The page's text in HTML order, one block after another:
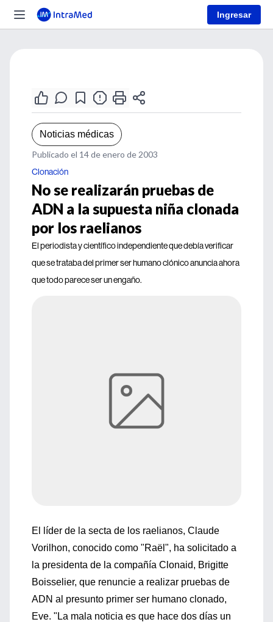
Ingresar
Noticias médicas
Publicado el 14 de enero de 2003
Clonación
No se realizarán pruebas de
ADN a la supuesta niña clonada
por los raelianos
El periodista y científico independiente que debía verificar
que se trataba del primer ser humano clónico anuncia ahora
que todo parece ser un engaño.
El líder de la secta de los raelianos, Claude
Vorilhon, conocido como "Raël", ha solicitado a
la presidenta de la compañía Clonaid, Brigitte
Boisselier, que renuncie a realizar pruebas de
ADN al presunto primer ser humano clonado,
Eve. "La mala noticia es que hace dos días un